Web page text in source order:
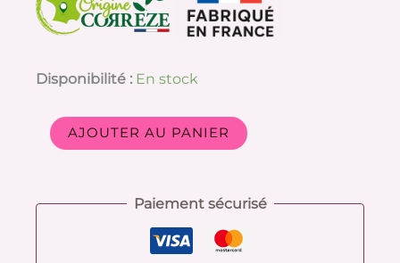
Disponibilité : En stock
AJOUTER AU PANIER
Paiement sécurisé